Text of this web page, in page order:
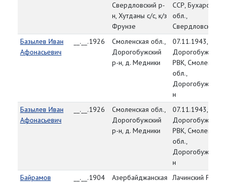
Свердловский р-
н, Хутданы с/с, к/з
Фрунзе
ССР, Бухарская
обл.,
Свердловский
Базылев Иван
Афонасьевич
__.__.1926
Смоленская обл.,
Дорогобужский
р-н, д. Медники
07.11.1943,
Дорогобужский
РВК, Смоленская
обл.,
Дорогобужский
н
Базылев Иван
Афонасьевич
__.__.1926
Смоленская обл.,
Дорогобужский
р-н, д. Медники
07.11.1943,
Дорогобужский
РВК, Смоленская
обл.,
Дорогобужский
н
Байрамов
__.__.1904
Азербайджанская Лачинский РВК,